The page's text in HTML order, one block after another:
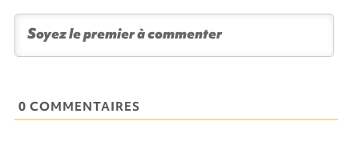
0 COMMENTAIRES